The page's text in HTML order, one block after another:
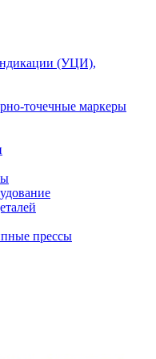
(УЦИ),
точечные маркеры
прессы